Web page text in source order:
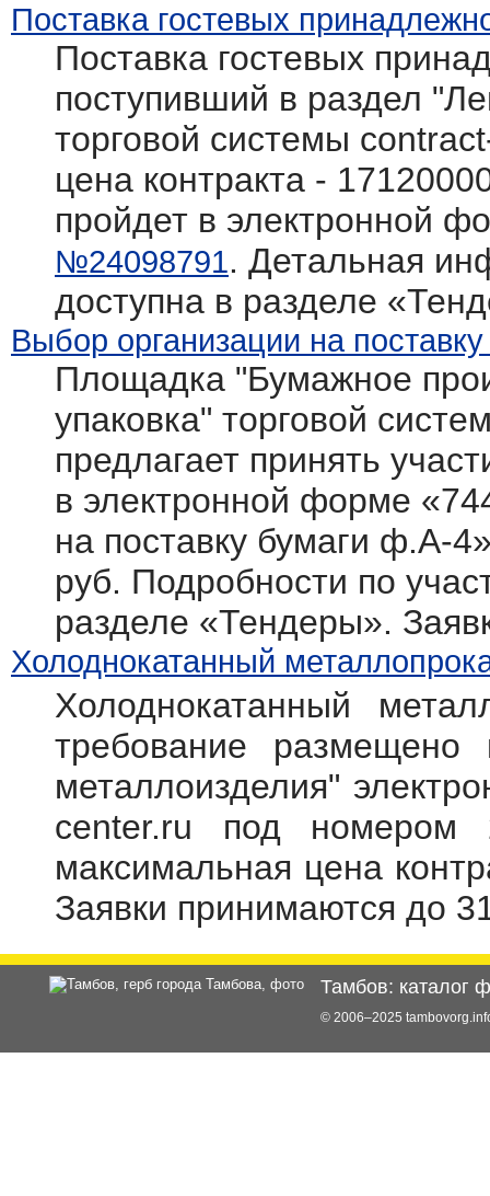
Поставка гостевых
Поставка гостевых
поступивший в раздел
торговой системы
цена контракта -
пройдет в электронной
№24098791. Детальная
доступна в разделе
Выбор организации на
Площадка "Бумажное
упаковка" торговой
предлагает принять
в электронной форме
на поставку бумаги ф.А-
руб. Подробности по
разделе «Тендеры».
Холоднокатанный
Холоднокатанный
требование
металлоизделия"
center.ru под номером
максимальная цена
Заявки принимаются до
Тамбов: каталог
© 2006–2025